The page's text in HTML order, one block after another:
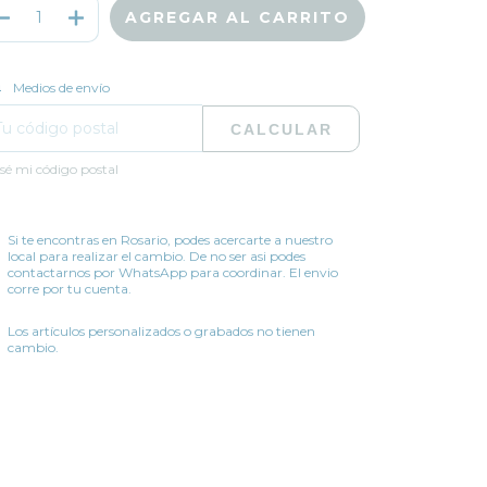
para el CP:
Medios de envío
CALCULAR
mi código postal
Si te encontras en Rosario, podes acercarte a nuestro
local para realizar el cambio. De no ser asi podes
contactarnos por WhatsApp para coordinar. El envio
corre por tu cuenta.
Los artículos personalizados o grabados no tienen
cambio.